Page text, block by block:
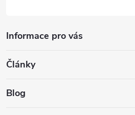
Informace pro vás
Články
Blog